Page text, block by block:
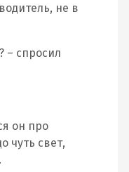
не в
– спросил
он про
чуть свет,